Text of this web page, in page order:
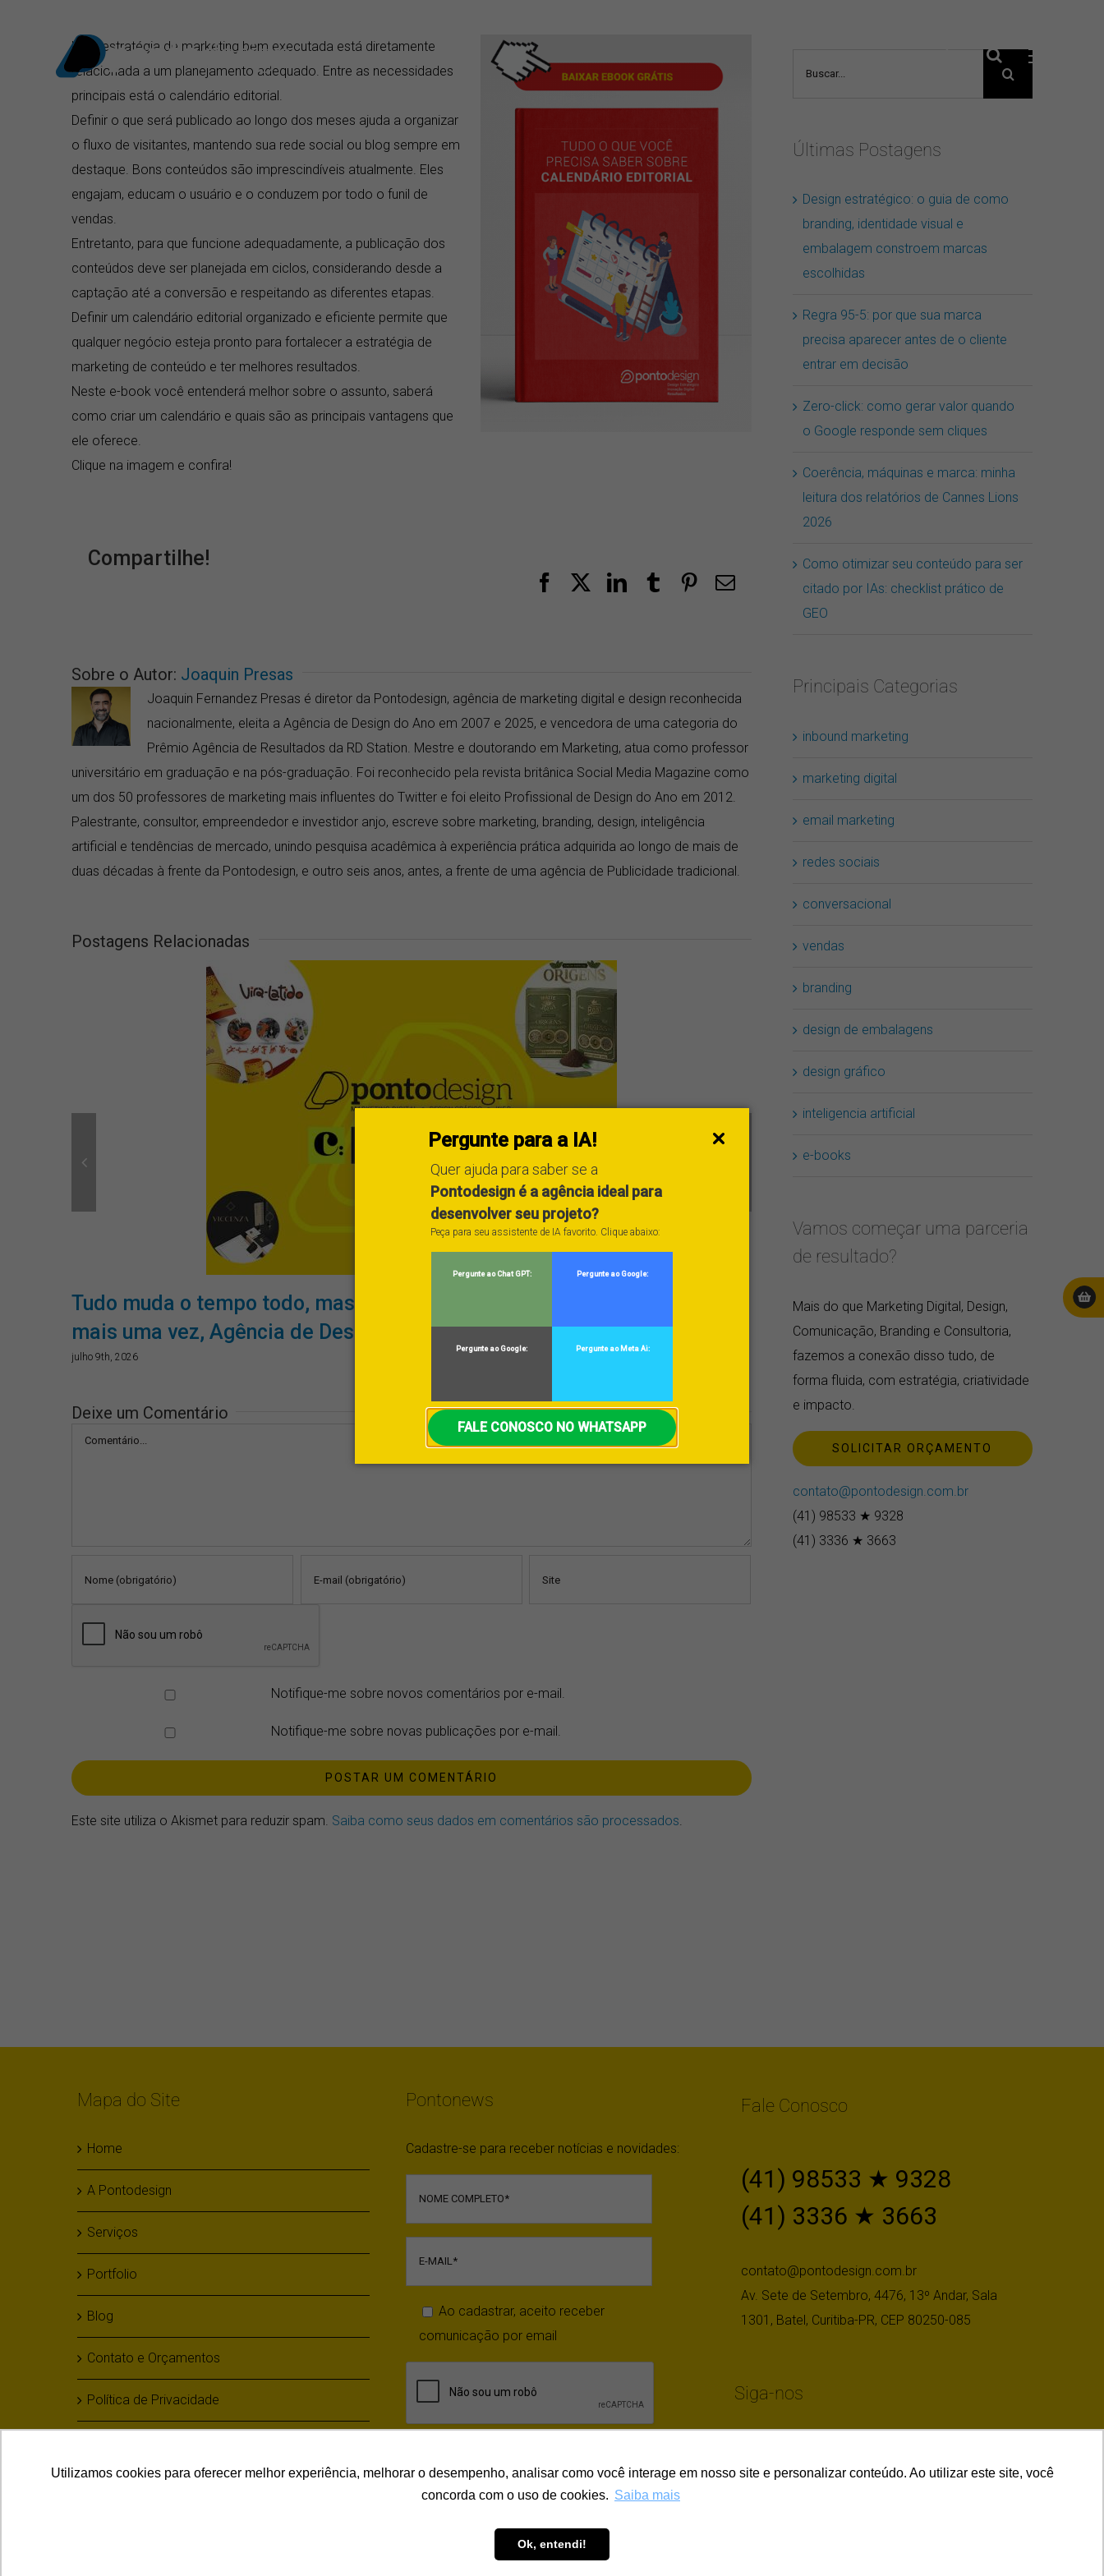
Pergunte para a IA!
Quer ajuda para saber se a
Pontodesign é a agência ideal para
desenvolver seu projeto?
Peça para seu assistente de IA favorito. Clique abaixo:
Pergunte ao Chat GPT: Pergunte ao Google:
Pergunte ao Google: Pergunte ao Meta Ai:
FALE CONOSCO NO WHATSAPP
Utilizamos cookies para oferecer melhor experiência, melhorar o desempenho, analisar como você interage em nosso site e personalizar conteúdo. Ao utilizar este site, você
concorda com o uso de cookies. Saiba mais
Ok, entendi!
Uma estratégia de marketing bem executada está diretamente
relacionada a um planejamento adequado. Entre as necessidades
principais está o calendário editorial.
Definir o que será publicado ao longo dos meses ajuda a organizar
o fluxo de visitantes, mantendo sua rede social ou blog sempre em
destaque. Bons conteúdos são imprescindíveis atualmente. Eles
engajam, educam o usuário e o conduzem por todo o funil de
vendas.
Entretanto, para que funcione adequadamente, a publicação dos
conteúdos deve ser planejada em ciclos, considerando desde a
captação até a conversão e respeitando as diferentes etapas.
Definir um calendário editorial organizado e eficiente permite que
qualquer negócio esteja pronto para fortalecer a estratégia de
marketing de conteúdo e ter melhores resultados.
Neste e-book você entenderá melhor sobre o assunto, saberá
como criar um calendário e quais são as principais vantagens que
ele oferece.
Clique na imagem e confira!
Compartilhe!
FacebookLinkedInTumblrPinterest
E-
Sobre o Autor: Joaquin Presas
Joaquin Fernandez Presas é diretor da Pontodesign, agência de marketing digital e design reconhecida
nacionalmente, eleita a Agência de Design do Ano em 2007 e 2025, e vencedora de uma categoria do
Prêmio Agência de Resultados da RD Station. Mestre e doutorando em Marketing, atua como professor
universitário em graduação e na pós-graduação. Foi reconhecido pela revista britânica Social Media Magazine como
um dos 50 professores de marketing mais influentes do Twitter e foi eleito Profissional de Design do Ano em 2012.
Palestrante, consultor, empreendedor e investidor anjo, escreve sobre marketing, branding, design, inteligência
artificial e tendências de mercado, unindo pesquisa acadêmica à experiência prática adquirida ao longo de mais de
duas décadas à frente da Pontodesign, e outro seis anos, antes, a frente de uma agência de Publicidade tradicional.
Postagens Relacionadas
Tudo muda o tempo todo, mas o bom design permanece. Pontodesign:
mais uma vez, Agência de Design do Ano!
julho 9th, 2026
2025: 1,3 Milhão de palavras
dezembro 12th, 2025 | 2 Comentários
Deixe um Comentário
Comentário
Notifique-me sobre novos comentários por e-mail.
Notifique-me sobre novas publicações por e-mail.
Este site utiliza o Akismet para reduzir spam. Saiba como seus dados em comentários são processados.
Últimas Postagens
Design estratégico: o guia de como
branding, identidade visual e
embalagem constroem marcas
escolhidas
Regra 95-5: por que sua marca
precisa aparecer antes de o cliente
entrar em decisão
Zero-click: como gerar valor quando
o Google responde sem cliques
Coerência, máquinas e marca: minha
leitura dos relatórios de Cannes Lions
2026
Como otimizar seu conteúdo para ser
citado por IAs: checklist prático de
GEO
Principais Categorias
inbound marketing
marketing digital
email marketing
redes sociais
conversacional
vendas
branding
design de embalagens
design gráfico
inteligencia artificial
e-books
Vamos começar uma parceria
de resultado?
Mais do que Marketing Digital, Design,
Comunicação, Branding e Consultoria,
fazemos a conexão disso tudo, de
forma fluida, com estratégia, criatividade
e impacto.
SOLICITAR ORÇAMENTO
contato@pontodesign.com.br
(41) 98533 ★ 9328
(41) 3336 ★ 3663
Mapa do Site
Home
A Pontodesign
Serviços
Portfolio
Blog
Contato e Orçamentos
Política de Privacidade
Pontonews
Cadastre-se para receber notícias e novidades:
Ao cadastrar, aceito receber
comunicação por email
Fale Conosco
(41) 98533 ★ 9328
(41) 3336 ★ 3663
contato@pontodesign.com.br
Av. Sete de Setembro, 4476, 13º Andar, Sala
1301, Batel, Curitiba-PR, CEP 80250-085
Siga-nos
2026 | Todos os Direitos Reservados | Pontodesign